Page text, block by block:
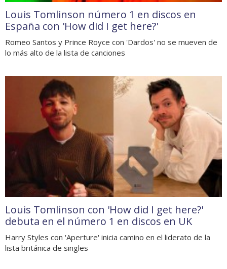
Louis Tomlinson número 1 en discos en
España con 'How did I get here?'
Romeo Santos y Prince Royce con 'Dardos' no se mueven de
lo más alto de la lista de canciones
Louis Tomlinson con 'How did I get here?'
debuta en el número 1 en discos en UK
Harry Styles con 'Aperture' inicia camino en el liderato de la
lista británica de singles